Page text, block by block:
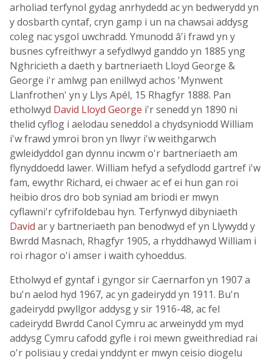
arholiad terfynol gydag anrhydedd ac yn bedwerydd yn
y dosbarth cyntaf, cryn gamp i un na chawsai addysg
coleg nac ysgol uwchradd. Ymunodd â'i frawd yn y
busnes cyfreithwyr a sefydlwyd ganddo yn 1885 yng
Nghricieth a daeth y bartneriaeth Lloyd George &
George i'r amlwg pan enillwyd achos 'Mynwent
Llanfrothen' yn y Llys Apél, 15 Rhagfyr 1888. Pan
etholwyd David Lloyd George i'r senedd yn 1890 ni
thelid cyflog i aelodau seneddol a chydsyniodd William
i'w frawd ymroi bron yn llwyr i'w weithgarwch
gwleidyddol gan dynnu incwm o'r bartneriaeth am
flynyddoedd lawer. William hefyd a sefydlodd gartref i'w
fam, ewythr Richard, ei chwaer ac ef ei hun gan roi
heibio dros dro bob syniad am briodi er mwyn
cyflawni'r cyfrifoldebau hyn. Terfynwyd dibyniaeth
David ar y bartneriaeth pan benodwyd ef yn Llywydd y
Bwrdd Masnach, Rhagfyr 1905, a rhyddhawyd William i
roi rhagor o'i amser i waith cyhoeddus.
Etholwyd ef gyntaf i gyngor sir Caernarfon yn 1907 a
bu'n aelod hyd 1967, ac yn gadeirydd yn 1911. Bu'n
gadeirydd pwyllgor addysg y sir 1916-48, ac fel
cadeirydd Bwrdd Canol Cymru ac arweinydd ym myd
addysg Cymru cafodd gyfle i roi mewn gweithrediad rai
o'r polisïau y credai ynddynt er mwyn ceisio diogelu